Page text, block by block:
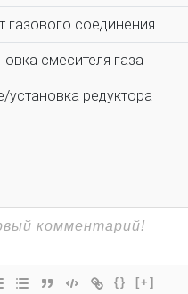
топлива
газового соединения
смесителя газа
установка редуктора
{} [+]